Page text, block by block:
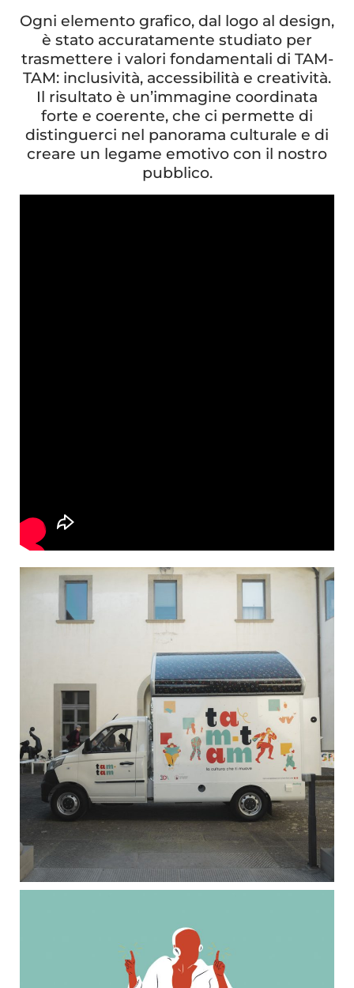
Ogni elemento grafico, dal logo al design,
è stato accuratamente studiato per
trasmettere i valori fondamentali di TAM-
TAM: inclusività, accessibilità e creatività.
Il risultato è un’immagine coordinata
forte e coerente, che ci permette di
distinguerci nel panorama culturale e di
creare un legame emotivo con il nostro
pubblico.